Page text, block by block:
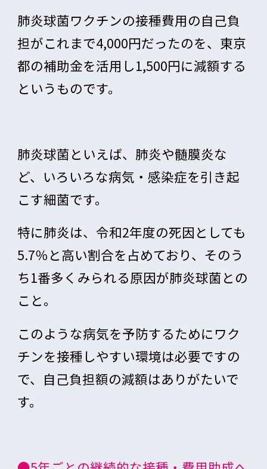
肺炎球菌ワクチンの接種費用の自己負
担がこれまで4,000円だったのを、東京
都の補助金を活用し1,500円に減額する
というものです。
肺炎球菌といえば、肺炎や髄膜炎な
ど、いろいろな病気・感染症を引き起
こす細菌です。
特に肺炎は、令和2年度の死因としても
5.7％と高い割合を占めており、そのう
ち1番多くみられる原因が肺炎球菌との
こと。
このような病気を予防するためにワク
チンを接種しやすい環境は必要ですの
で、自己負担額の減額はありがたいで
す。